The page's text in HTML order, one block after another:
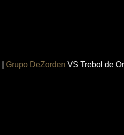
Grupo DeZorden VS Trebol de